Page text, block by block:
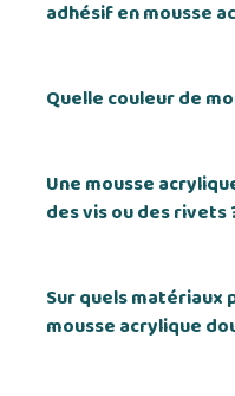
adhésif en mousse
Quelle couleur de
Une mousse
des vis ou des rivets
Sur quels matériaux
mousse acrylique